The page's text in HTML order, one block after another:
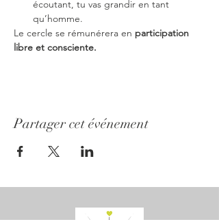
écoutant, tu vas grandir en tant
qu’homme.
Le cercle se rémunérera en participation
libre et consciente.
Partager cet événement